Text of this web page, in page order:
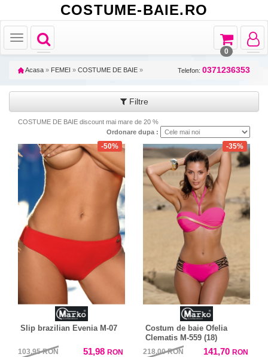
COSTUME-BAIE.RO
Toggle
navigation
Toggle
navigation
Toggle
Toggle
navigation
0
Acasa » FEMEI » COSTUME DE BAIE » Telefon: 0371236353
Filtre
COSTUME DE BAIE discount mai mare de 20 %
Ordonare dupa :
-50%
Slip brazilian Evenia M-07
103,95RON 51,98 RON
-35%
Costum de baie Ofelia
Clematis M-559 (18)
218,00RON 141,70 RON